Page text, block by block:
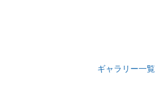
ギャラリー一覧